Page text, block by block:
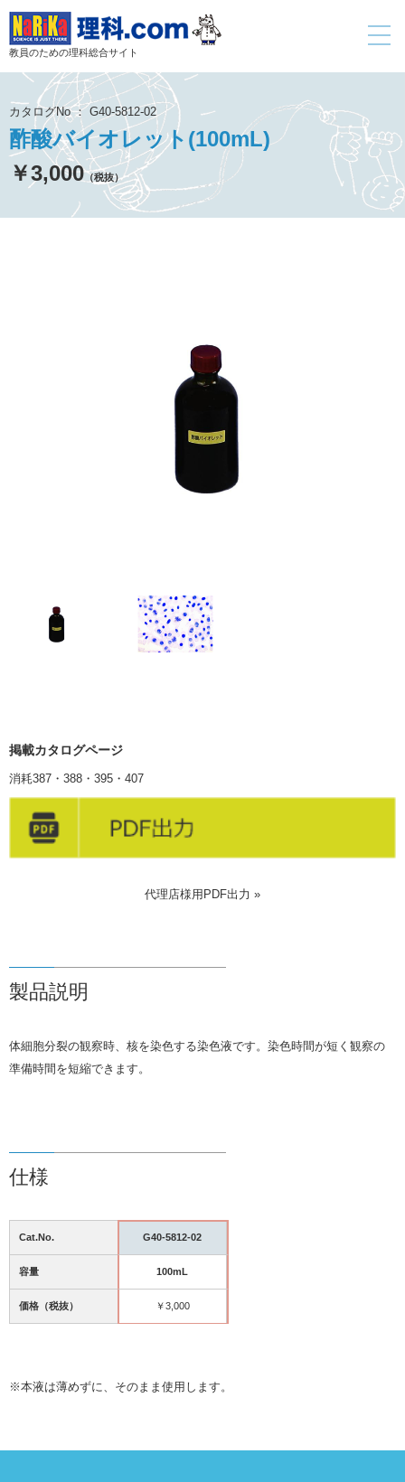
教員のための理科総合サイト
toggle
カタログNo ： G40-5812-02
酢酸バイオレット(100mL)
￥3,000 （税抜）
掲載カタログページ
消耗387・388・395・407
代理店様用PDF出力 »
製品説明
体細胞分裂の観察時、核を染色する染色液です。染色時間が短く観察の
準備時間を短縮できます。
仕様
Cat.No. G40-5812-02
容量 100mL
価格（税抜） ￥3,000
※本液は薄めずに、そのまま使用します。